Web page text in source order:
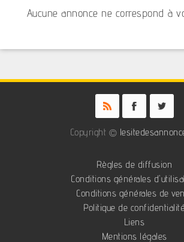
Aucune annonce ne correspond à
Copyright ©
Règles de diffusion
Conditions générales
Conditions générales de
Politique de confidentialité
Liens
Mentions légales